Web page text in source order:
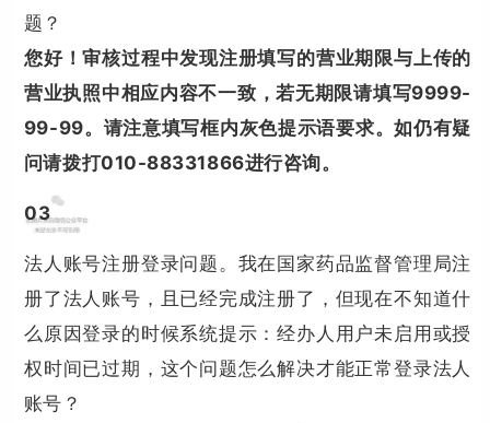
题？
您好！审核过程中发现注册填写的营业期限与上传的
营业执照中相应内容不一致，若无期限请填写9999-
99-99。请注意填写框内灰色提示语要求。如仍有疑
问请拨打010-88331866进行咨询。
03
法人账号注册登录问题。我在国家药品监督管理局注
册了法人账号，且已经完成注册了，但现在不知道什
么原因登录的时候系统提示：经办人用户未启用或授
权时间已过期，这个问题怎么解决才能正常登录法人
账号？